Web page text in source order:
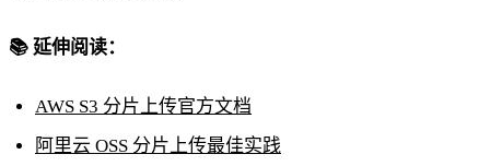
📚 延伸阅读：
AWS S3 分片上传官方文档
阿里云 OSS 分片上传最佳实践